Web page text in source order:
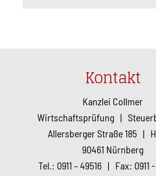
Kontakt
Kanzlei Collmer
Wirtschaftsprüfung |
Allersberger Straße 185 |
90461 Nürnberg
Tel.: 0911 – 49516 | Fax: 0911